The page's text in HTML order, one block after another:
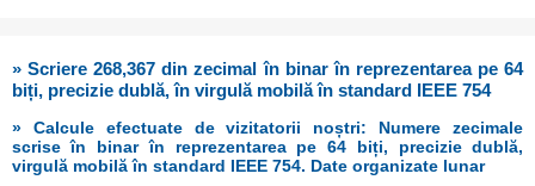
» Scriere 268,367 din zecimal în binar în reprezentarea pe 64
biți, precizie dublă, în virgulă mobilă în standard IEEE 754
» Calcule efectuate de vizitatorii noștri: Numere zecimale
scrise în binar în reprezentarea pe 64 biți, precizie dublă,
virgulă mobilă în standard IEEE 754. Date organizate lunar